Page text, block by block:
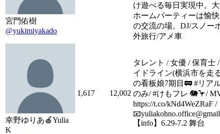
宮門佑樹
@yukimiyakado
け遊べる毎日実現中。
ホームパーティーは愉
の交流の場。DJ/スノー
外旅行/アメ車
幸野ゆりあ🍎Yulia
K
1,617 12,002
タレント / 女優 / 保育士
イドライン(横浜市を走
の看板娘7期目🚃 #リア
のみ/ #けもフレ 🐘🦩/
https://t.co/kNd4WeZRaF
【info】6.29-7.2 舞台